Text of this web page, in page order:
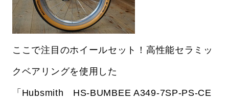
ここで注目のホイールセット！高性能セラミッ
クベアリングを使用した
「Hubsmith HS-BUMBEE A349-7SP-PS-CE